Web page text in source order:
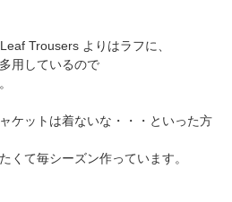
Trousers よりはラフに、
用しているので
ケットは着ないな・・・といった方
くて毎シーズン作っています。